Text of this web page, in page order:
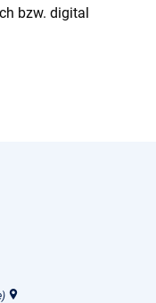
bzw. digital